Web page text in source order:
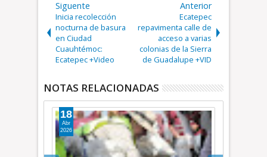
Siguente
Inicia recolección
nocturna de basura
en Ciudad
Cuauhtémoc:
Ecatepec +Video
Anterior
Ecatepec
repavimenta calle de
acceso a varias
colonias de la Sierra
de Guadalupe +VID
NOTAS RELACIONADAS
18
Abr
2026